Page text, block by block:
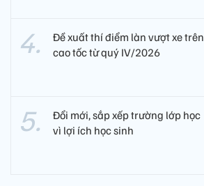
Đề xuất thí điểm làn vượt xe trên
cao tốc từ quý IV/2026
Đổi mới, sắp xếp trường lớp học
vì lợi ích học sinh